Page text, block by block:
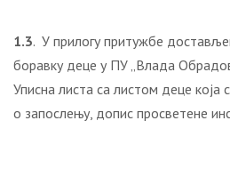
1.3. У прилогу притужбе
боравку деце у ПУ „Влада
Уписна листа са листом деце која
о запослењу, допис просветене